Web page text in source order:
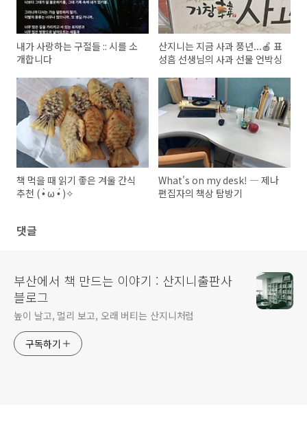
내가 사랑하는 구절들 :: 시를 소
개합니다
산지니는 지금 사과 풍년...🍎 표
성흠 선생님의 사과 선물 언박싱
책 먹을 때 읽기 좋은 겨울 간식
추천 ( •̀ ω •́ )✧
What's on my desk! ― 제나
편집자의 책상 탐방기
댓글
부산에서 책 만드는 이야기 : 산지니출판사
블로그
높이 날고, 멀리 보고, 오래 버티는 산지니처럼
구독하기